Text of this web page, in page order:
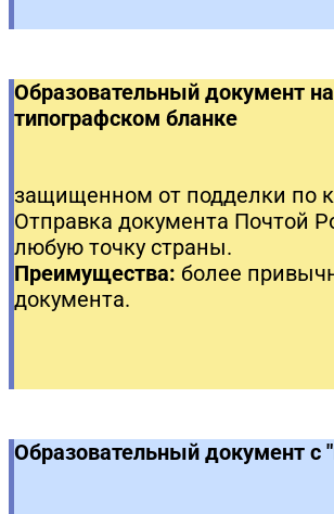
Образовательный документ на
типографском бланке
защищенном от подделки по
Отправка документа Почтой
любую точку страны.
Преимущества: более
документа.
Образовательный документ с